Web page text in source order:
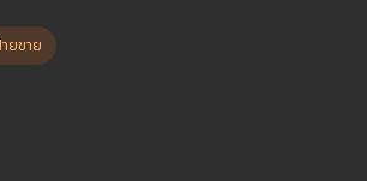
ยขาย